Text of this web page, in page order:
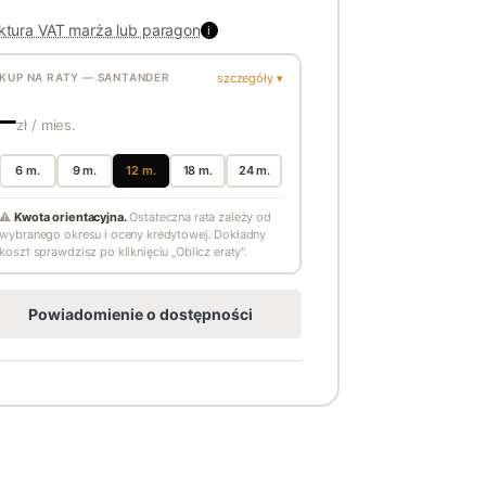
VAT marża lub paragon i
KUP NA RATY — SANTANDER szczegóły ▾
—zł / mies.
6 m. 9 m. 12 m. 18 m. 24 m.
⚠Kwota orientacyjna.Ostateczna rata zależy od
wybranego okresu i oceny kredytowej. Dokładny
koszt sprawdzisz po kliknięciu „Oblicz eraty".
Powiadomienie o dostępności